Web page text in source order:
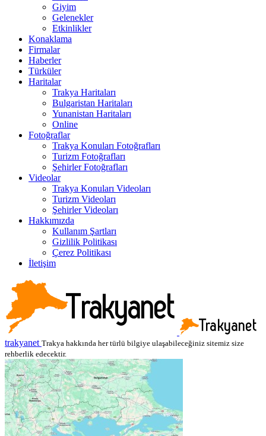
Giyim
Gelenekler
Etkinlikler
Konaklama
Firmalar
Haberler
Türküler
Haritalar
Trakya Haritaları
Bulgaristan Haritaları
Yunanistan Haritaları
Online
Fotoğraflar
Trakya Konuları Fotoğrafları
Turizm Fotoğrafları
Şehirler Fotoğrafları
Videolar
Trakya Konuları Videoları
Turizm Videoları
Şehirler Videoları
Hakkımızda
Kullanım Şartları
Gizlilik Politikası
Çerez Politikası
İletişim
trakyanet Trakya hakkında her türlü bilgiye ulaşabileceğiniz sitemiz size
rehberlik edecektir.